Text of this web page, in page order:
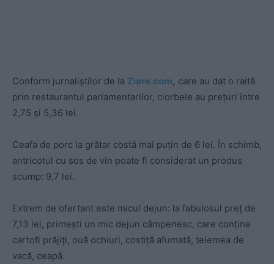
Conform jurnaliștilor de la Ziare.com, care au dat o raită
prin restaurantul parlamentarilor, ciorbele au prețuri între
2,75 și 5,36 lei.
Ceafa de porc la grătar costă mai puțin de 6 lei. În schimb,
antricotul cu sos de vin poate fi considerat un produs
scump: 9,7 lei.
Extrem de ofertant este micul dejun: la fabulosul preț de
7,13 lei, primești un mic dejun câmpenesc, care conține
cartofi prăjiți, ouă ochiuri, costiță afumată, telemea de
vacă, ceapă.